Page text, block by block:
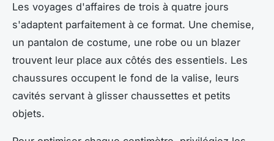
Les voyages d'affaires de trois à quatre jours
s'adaptent parfaitement à ce format. Une chemise,
un pantalon de costume, une robe ou un blazer
trouvent leur place aux côtés des essentiels. Les
chaussures occupent le fond de la valise, leurs
cavités servant à glisser chaussettes et petits
objets.